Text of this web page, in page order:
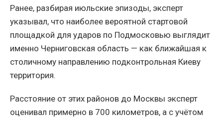
Ранее, разбирая июльские эпизоды, эксперт
указывал, что наиболее вероятной стартовой
площадкой для ударов по Подмосковью выглядит
именно Черниговская область — как ближайшая к
столичному направлению подконтрольная Киеву
территория.
Расстояние от этих районов до Москвы эксперт
оценивал примерно в 700 километров, а с учётом